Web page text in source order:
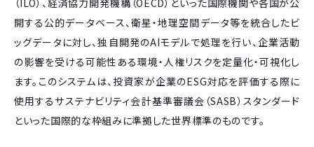
開する公的データベース、衛星・地理空間データ等を統合したビ
ッグデータに対し、独自開発のAIモデルで処理を行い、企業活動
の影響を受ける可能性ある環境・人権リスクを定量化・可視化し
ます。このシステムは、投資家が企業のESG対応を評価する際に
使用するサステナビリティ会計基準審議会（SASB）スタンダード
といった国際的な枠組みに準拠した世界標準のものです。